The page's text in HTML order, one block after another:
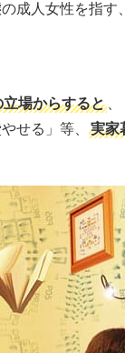
成人女性を指す
場からすると
せる」等、
実家